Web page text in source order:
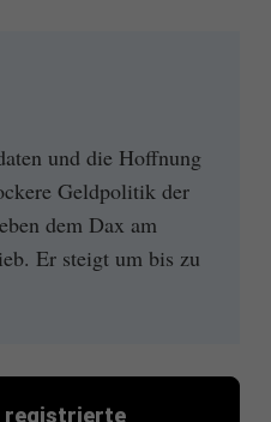
und die Hoffnung
Geldpolitik der
dem Dax am
Er steigt um bis zu
registrierte